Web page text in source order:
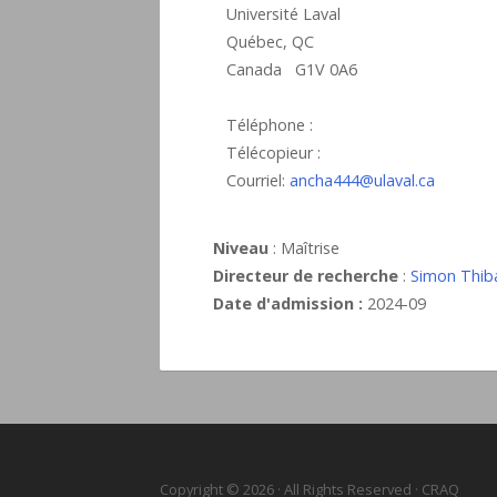
Université Laval
Québec, QC
Canada G1V 0A6
Téléphone :
Télécopieur :
Courriel: ancha444@ulaval.ca
Niveau : Maîtrise
Directeur de recherche : Simon
Date d'admission : 2024-09
Copyright © 2026 · All Rights Reserved · CRAQ